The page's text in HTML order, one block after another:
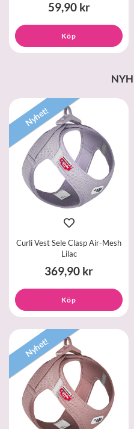
59,90 kr
Köp
Nyhet!
Curli Vest Sele Clasp Air-Mesh
Lilac
369,90 kr
Köp
Nyhet!